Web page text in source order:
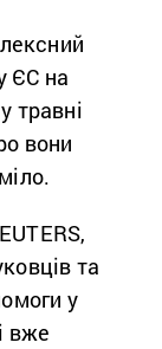
ЄС на
травні
вони
та
у
вже